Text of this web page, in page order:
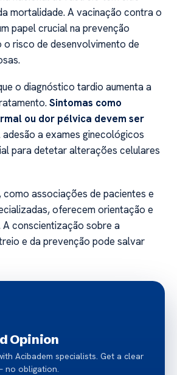
mortalidade. A vacinação contra o
papel crucial na prevenção
o risco de desenvolvimento de
o diagnóstico tardio aumenta a
Sintomas como
ou dor pélvica devem ser
adesão a exames ginecológicos
para detetar alterações celulares
como associações de pacientes e
oferecem orientação e
conscientização sobre a
e da prevenção pode salvar
Opinion
Acibadem specialists. Get a clear
no obligation.